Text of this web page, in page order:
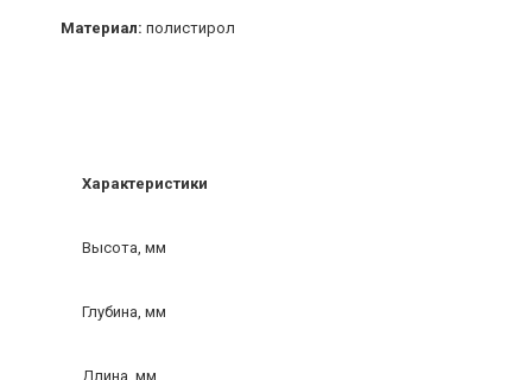
Материал: полистирол
Характеристики
Высота, мм
Глубина, мм
Длина, мм